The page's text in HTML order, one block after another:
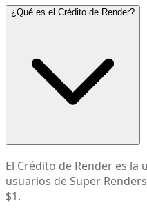
¿Qué es el Crédito de Render?
El Crédito de Render es
usuarios de Super
$1.